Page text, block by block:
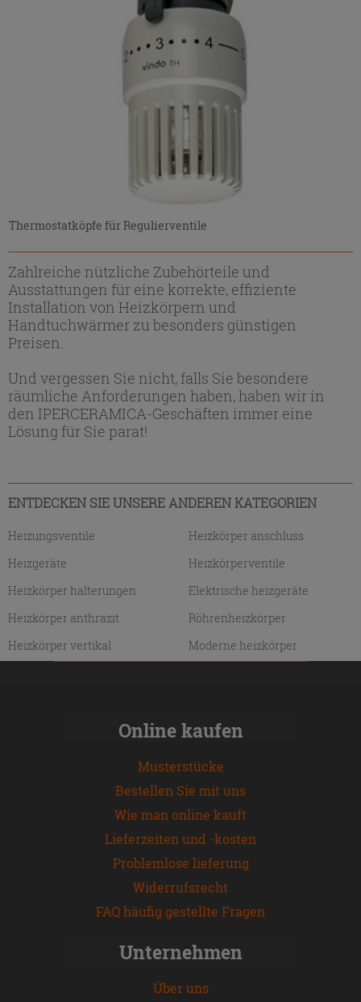
Thermostatköpfe für Regulierventile
Zahlreiche nützliche Zubehörteile und
Ausstattungen für eine korrekte, effiziente
Installation von Heizkörpern und
Handtuchwärmer zu besonders günstigen
Preisen.
Und vergessen Sie nicht, falls Sie besondere
räumliche Anforderungen haben, haben wir in
den IPERCERAMICA-Geschäften immer eine
Lösung für Sie parat!
ENTDECKEN SIE UNSERE ANDEREN KATEGORIEN
Heizungsventile
Heizkörper anschluss
Heizgeräte
Heizkörperventile
Heizkörper halterungen
Elektrische heizgeräte
Heizkörper anthrazit
Röhrenheizkörper
Heizkörper vertikal
Moderne heizkörper
Online kaufen
Musterstücke
Bestellen Sie mit uns
Wie man online kauft
Lieferzeiten und -kosten
Problemlose lieferung
Widerrufsrecht
FAQ häufig gestellte Fragen
Unternehmen
Über uns